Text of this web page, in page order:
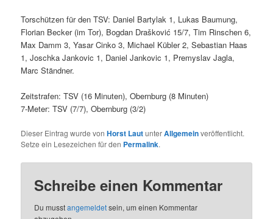
Torschützen für den TSV: Daniel Bartylak 1, Lukas Baumung,
Florian Becker (im Tor), Bogdan Drašković 15/7, Tim Rinschen 6,
Max Damm 3, Yasar Cinko 3, Michael Kübler 2, Sebastian Haas
1, Joschka Jankovic 1, Daniel Jankovic 1, Premyslav Jagla,
Marc Ständner.
Zeitstrafen: TSV (16 Minuten), Obernburg (8 Minuten)
7-Meter: TSV (7/7), Obernburg (3/2)
Dieser Eintrag wurde vonHorst LautunterAllgemeinveröffentlicht.
Setze ein Lesezeichen für den Permalink.
Schreibe einen Kommentar
Du musstangemeldetsein, um einen Kommentar